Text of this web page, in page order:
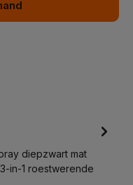
diepzwart mat
in-1 roestwerende